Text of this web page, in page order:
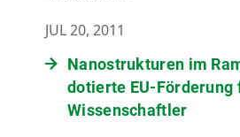
JUL 20, 2011
Nanostrukturen im
dotierte EU-Förderung
Wissenschaftler